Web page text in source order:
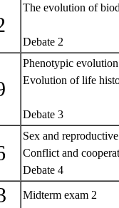
The evolution of
Debate 2
Phenotypic
Evolution of life
Debate 3
Sex and
Conflict and
Debate 4
Midterm exam 2